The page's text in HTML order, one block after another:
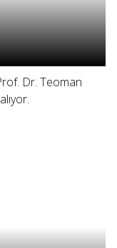
Dr. Teoman